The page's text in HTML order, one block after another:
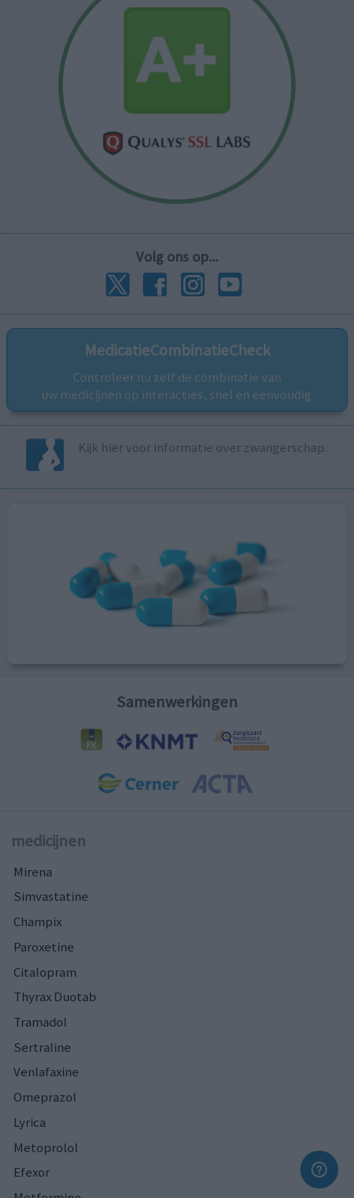
Volg ons op...
MedicatieCombinatieCheck
Controleer nu zelf de combinatie van
uw medicijnen op interacties, snel en eenvoudig.
Kijk hier voor informatie over zwangerschap.
Samenwerkingen
medicijnen
Mirena
Simvastatine
Champix
Paroxetine
Citalopram
Thyrax Duotab
Tramadol
Sertraline
Venlafaxine
Omeprazol
Lyrica
Metoprolol
Efexor